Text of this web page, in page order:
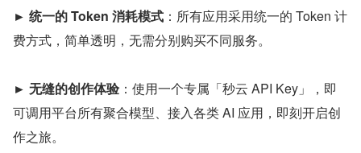
► 统一的 Token 消耗模式 ：所有应用采用统一的 Token 计
费方式，简单透明，无需分别购买不同服务。
► 无缝的创作体验 ：使用一个专属「秒云 API Key」，即
可调用平台所有聚合模型、接入各类 AI 应用，即刻开启创
作之旅。